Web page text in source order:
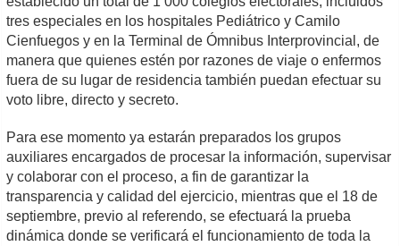
tres especiales en los hospitales Pediátrico y Camilo
Cienfuegos y en la Terminal de Ómnibus Interprovincial, de
manera que quienes estén por razones de viaje o enfermos
fuera de su lugar de residencia también puedan efectuar su
voto libre, directo y secreto.
Para ese momento ya estarán preparados los grupos
auxiliares encargados de procesar la información, supervisar
y colaborar con el proceso, a fin de garantizar la
transparencia y calidad del ejercicio, mientras que el 18 de
septiembre, previo al referendo, se efectuará la prueba
dinámica donde se verificará el funcionamiento de toda la